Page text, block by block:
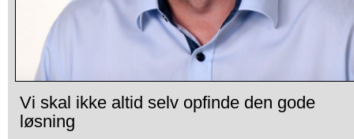
Vi skal ikke altid selv opfinde den gode
løsning